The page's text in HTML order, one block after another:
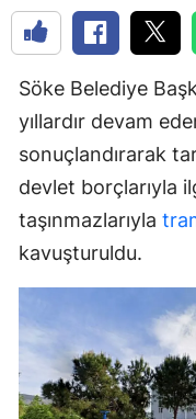
Söke Belediye
yıllardır devam
sonuçlandırarak
devlet borçlarıyla
taşınmazlarıyla
kavuşturuldu.